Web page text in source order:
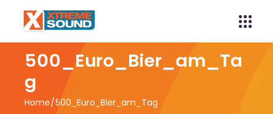
500_Euro_Bier_am_Ta
g
Home 500_Euro_Bier_am_Tag